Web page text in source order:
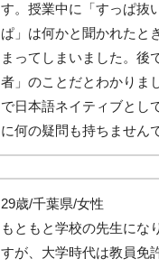
す。授業中に「すっぱ抜
ぱ」は何かと聞かれたと
まってしまいました。後
者」のことだとわかりま
で日本語ネイティブとし
に何の疑問も持ちません
29歳/千葉県/女性
もともと学校の先生にな
すが、大学時代は教員免